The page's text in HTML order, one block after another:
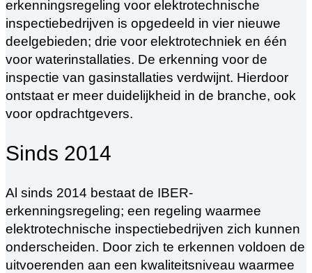
erkenningsregeling voor elektrotechnische
inspectiebedrijven is opgedeeld in vier nieuwe
deelgebieden; drie voor elektrotechniek en één
voor waterinstallaties. De erkenning voor de
inspectie van gasinstallaties verdwijnt. Hierdoor
ontstaat er meer duidelijkheid in de branche, ook
voor opdrachtgevers.
Sinds 2014
Al sinds 2014 bestaat de IBER-
erkenningsregeling; een regeling waarmee
elektrotechnische inspectiebedrijven zich kunnen
onderscheiden. Door zich te erkennen voldoen de
uitvoerenden aan een kwaliteitsniveau waarmee